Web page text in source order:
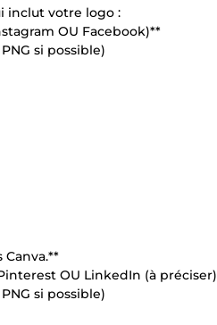
inclut votre logo :
OU Facebook)**
si possible)
OU LinkedIn (à préciser)
si possible)